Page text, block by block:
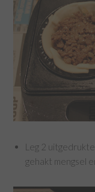
Leg 2
gehakt mengsel